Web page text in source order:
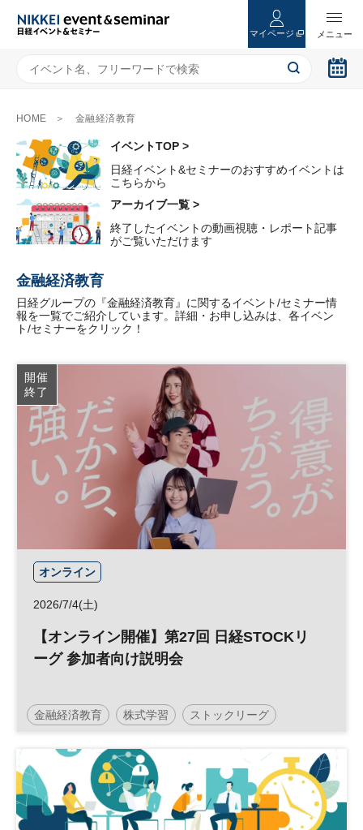
マイページ
HOME 金融経済教育
イベントTOP >
日経イベント&セミナーのおすすめイベントは
こちらから
アーカイブ一覧 >
終了したイベントの動画視聴・レポート記事
がご覧いただけます
金融経済教育
日経グループの『金融経済教育』に関するイベント/セミナー情
報を一覧でご紹介しています。詳細・お申し込みは、各イベン
ト/セミナーをクリック！
開催
終了
オンライン
2026/7/4(土)
【オンライン開催】第27回 日経STOCKリ
ーグ 参加者向け説明会
金融経済教育 株式学習 ストックリーグ
STOCKリーグ 学生 土日祝開催